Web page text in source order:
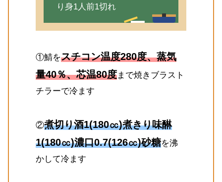
り身1人前1切れ
①鯖をスチコン温度280度、蒸気
量40％、芯温80度まで焼きブラスト
チラーで冷ます
②煮切り酒1(180㏄)煮きり味醂
1(180㏄)濃口0.7(126㏄)砂糖を沸
かして冷ます